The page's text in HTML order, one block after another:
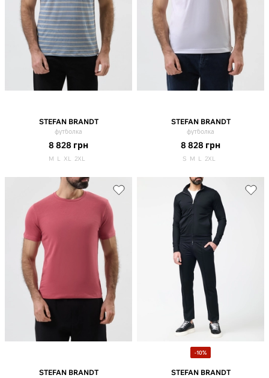
STEFAN BRANDT
футболка
8 828 грн
M L XL 2XL
STEFAN BRANDT
футболка
8 828 грн
S M L 2XL
STEFAN BRANDT
-10%
STEFAN BRANDT